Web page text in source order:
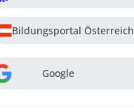
Bildungsportal Österreich
Google